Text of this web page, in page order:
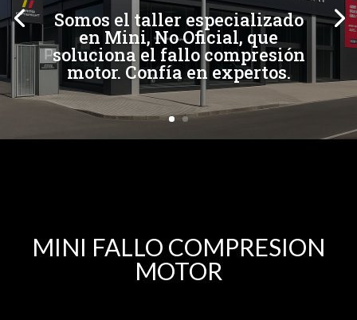
Somos el taller especializado
en Mini, No Oficial, que
soluciona el fallo compresión
motor. Confía en expertos.
MINI FALLO COMPRESION
MOTOR